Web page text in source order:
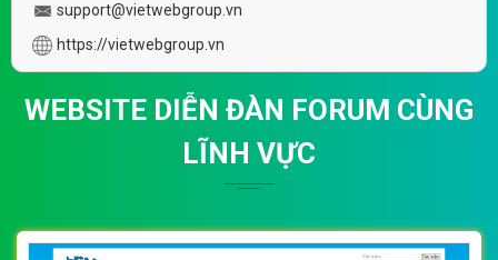
support@vietwebgroup.vn
https://vietwebgroup.vn
WEBSITE DIỄN ĐÀN FORUM CÙNG
LĨNH VỰC